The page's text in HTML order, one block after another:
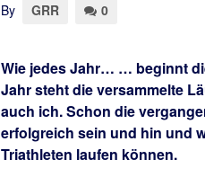
By GRR 0
Wie jedes Jahr… … beginnt
Jahr steht die versammelte
auch ich. Schon die
erfolgreich sein und hin und
Triathleten laufen können.